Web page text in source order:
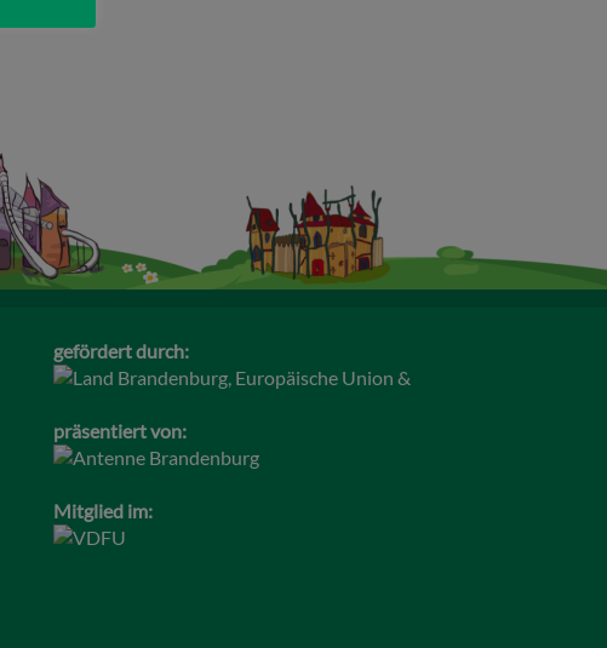
gefördert durch:
präsentiert von:
Mitglied im: